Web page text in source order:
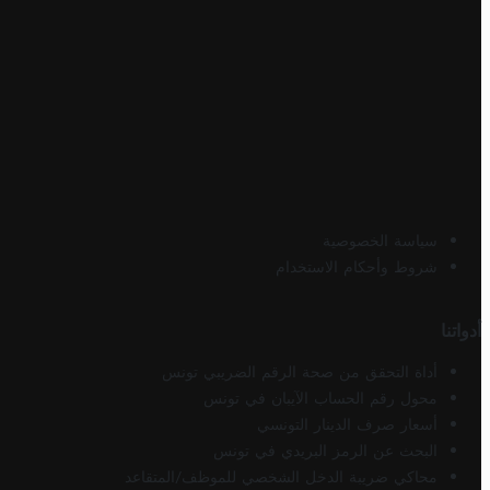
سياسة الخصوصية
شروط وأحكام الاستخدام
أدواتنا
أداة التحقق من صحة الرقم الضريبي تونس
محول رقم الحساب الآيبان في تونس
أسعار صرف الدينار التونسي
البحث عن الرمز البريدي في تونس
محاكي ضريبة الدخل الشخصي للموظف/المتقاعد